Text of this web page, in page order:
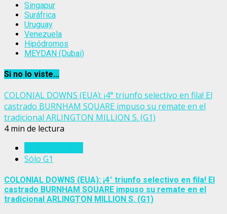
Singapur
Suráfrica
Uruguay
Venezuela
Hipódromos
MEYDAN (Dubai)
Si no lo viste...
COLONIAL DOWNS (EUA): ¡4° triunfo selectivo en fila! El
castrado BURNHAM SQUARE impuso su remate en el
tradicional ARLINGTON MILLION S. (G1)
4 min de lectura
Sólo G1
COLONIAL DOWNS (EUA): ¡4° triunfo selectivo en fila! El
castrado BURNHAM SQUARE impuso su remate en el
tradicional ARLINGTON MILLION S. (G1)